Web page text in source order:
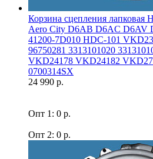
Корзина сцепления лапковая
Aero Сity D6AB D6AC D6AV
41200-7D010 HDC-101
96750281 3313101020
VKD24178 VKD24182
0700314SX
24 990 р.
Опт 1: 0 р.
Опт 2: 0 р.